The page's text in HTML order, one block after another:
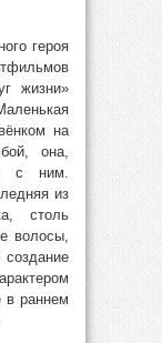
героя
жизни»
на
она,
с ним.
из
столь
волосы,
в раннем